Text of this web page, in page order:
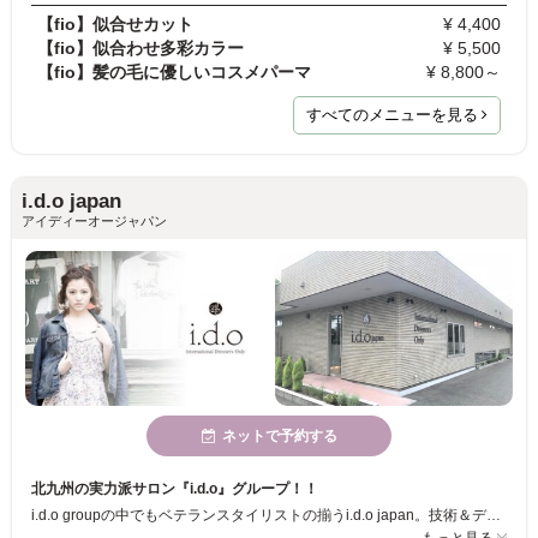
【fio】似合せカット
¥ 4,400
【fio】似合わせ多彩カラー
¥ 5,500
【fio】髪の毛に優しいコスメパーマ
¥ 8,800～
すべてのメニューを見る
i.d.o japan
アイディーオージャパン
ネットで予約する
北九州の実力派サロン『i.d.o』グループ！！
i.d.o groupの中でもベテランスタイリストの揃うi.d.o japan。技術＆デザイン力の高さを第一に、髪の素材美にこだわったケアメニューの開発、そして程よくトレンドを取り入れたスタイルをプロフェッショナルとしてお客様一人ひとりに合わせてご提案させていただきます。